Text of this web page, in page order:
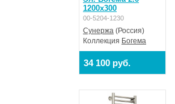
1200х300
00-5204-1230
Сунержа (Россия)
Коллекция Богема
34 100 руб.